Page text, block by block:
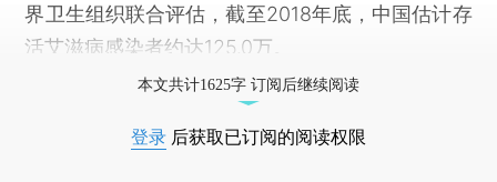
界卫生组织联合评估，截至2018年底，中国估计存
活艾滋病感染者约达125.0万。
本文共计1625字 订阅后继续阅读
登录 后获取已订阅的阅读权限